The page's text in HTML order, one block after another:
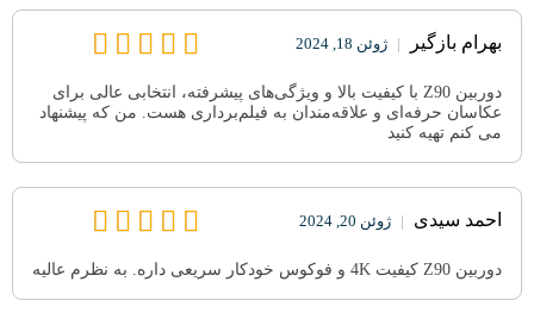
بهرام بازگیر | ژوئن 18, 2024
دوربین Z90 با کیفیت بالا و ویژگی‌های پیشرفته، انتخابی عالی برای
عکاسان حرفه‌ای و علاقه‌مندان به فیلم‌برداری هست. من که پیشنهاد
می کنم تهیه کنید
احمد سیدی | ژوئن 20, 2024
دوربین Z90 کیفیت 4K و فوکوس خودکار سریعی داره. به نظرم عالیه